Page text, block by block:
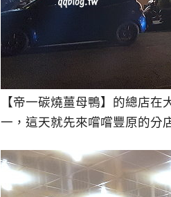
【帝一碳燒薑母鴨】的總店
一，這天就先來嚐嚐豐原的分